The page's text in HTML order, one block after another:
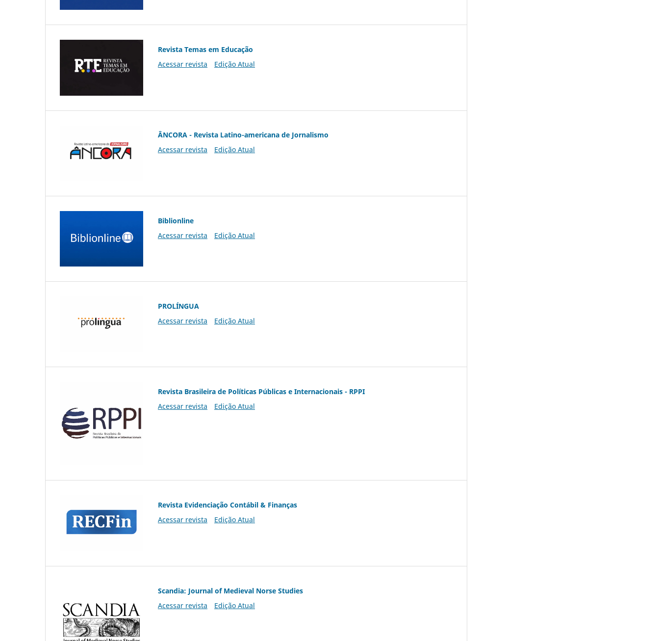
Revista Temas em Educação
Acessar revista
Edição Atual
ÂNCORA - Revista Latino-americana de Jornalismo
Acessar revista
Edição Atual
Biblionline
Acessar revista
Edição Atual
PROLÍNGUA
Acessar revista
Edição Atual
Revista Brasileira de Políticas Públicas e Internacionais - RPPI
Acessar revista
Edição Atual
Revista Evidenciação Contábil & Finanças
Acessar revista
Edição Atual
Scandia: Journal of Medieval Norse Studies
Acessar revista
Edição Atual